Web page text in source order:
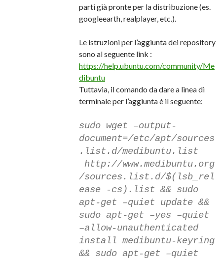
parti già pronte per la distribuzione (es.
googleearth, realplayer, etc.).
Le istruzioni per l’aggiunta dei repository
sono al seguente link :
https://help.ubuntu.com/community/Me
dibuntu
Tuttavia, il comando da dare a linea di
terminale per l’aggiunta è il seguente:
sudo wget –output-
document=/etc/apt/sources
.list.d/medibuntu.list
http://www.medibuntu.org
/sources.list.d/$(lsb_rel
ease -cs).list && sudo
apt-get –quiet update &&
sudo apt-get –yes –quiet
–allow-unauthenticated
install medibuntu-keyring
&& sudo apt-get –quiet